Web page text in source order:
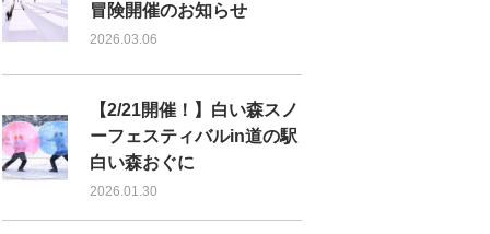
冒険開催のお知らせ
2026.03.06
【2/21開催！】白い森スノ
ーフェスティバルin道の駅
白い森おぐに
2026.01.30